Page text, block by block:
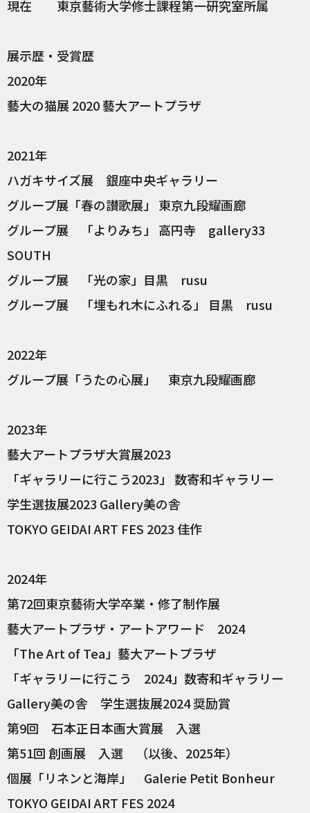
現在 東京藝術大学修士課程第一研究室所属
展示歴・受賞歴
2020年
藝大の猫展 2020 藝大アートプラザ
2021年
ハガキサイズ展 銀座中央ギャラリー
グループ展「春の讃歌展」 東京九段耀画廊
グループ展 「よりみち」 高円寺 gallery33
SOUTH
グループ展 「光の家」目黒 rusu
グループ展 「埋もれ木にふれる」 目黒 rusu
2022年
グループ展「うたの心展」 東京九段耀画廊
2023年
藝大アートプラザ大賞展2023
「ギャラリーに行こう2023」 数寄和ギャラリー
学生選抜展2023 Gallery美の舎
TOKYO GEIDAI ART FES 2023 佳作
2024年
第72回東京藝術大学卒業・修了制作展
藝大アートプラザ・アートアワード 2024
「The Art of Tea」藝大アートプラザ
「ギャラリーに行こう 2024」数寄和ギャラリー
Gallery美の舎 学生選抜展2024 奨励賞
第9回 石本正日本画大賞展 入選
第51回 創画展 入選 （以後、2025年）
個展「リネンと海岸」 Galerie Petit Bonheur
TOKYO GEIDAI ART FES 2024